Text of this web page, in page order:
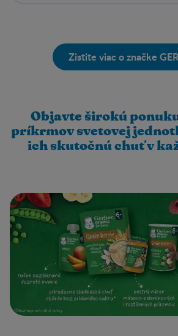
Zistite viac o značke
Objavte širokú
príkrmov svetovej
ich skutočnú chuť v